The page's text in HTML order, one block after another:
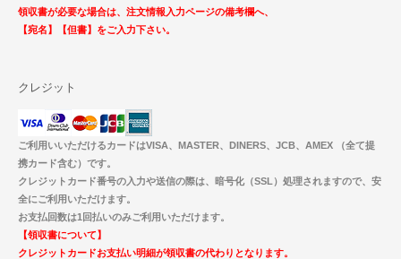
領収書が必要な場合は、注文情報入力ページの備考欄へ、
【宛名】【但書】をご入力下さい。
クレジット
ご利用いいただけるカードはVISA、MASTER、DINERS、JCB、AMEX （全て提
携カード含む）です。
クレジットカード番号の入力や送信の際は、暗号化（SSL）処理されますので、安
全にご利用いただけます。
お支払回数は1回払いのみご利用いただけます。
【領収書について】
クレジットカードお支払い明細が領収書の代わりとなります。